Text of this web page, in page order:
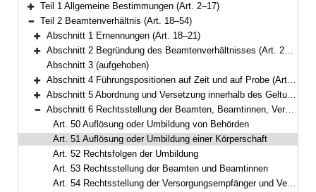
Bereich erweitern
Teil 1 Allgemeine Bestimmungen (Art. 2–17)
Bereich reduzieren
Teil 2 Beamtenverhältnis (Art. 18–54)
Bereich erweitern
Abschnitt 1 Ernennungen (Art. 18–21)
Bereich erweitern
Abschnitt 2 Begründung des Beamtenverhältnisses (Art. 22–25)
Abschnitt 3 (aufgehoben)
Bereich erweitern
Abschnitt 4 Führungspositionen auf Zeit und auf Probe (Art. 45–46)
Bereich erweitern
Abschnitt 5 Abordnung und Versetzung innerhalb des Geltungsbereichs dieses Gesetzes (Art. 47–49)
Bereich reduzieren
Abschnitt 6 Rechtsstellung der Beamten, Beamtinnen, Versorgungsempfänger und Versorgungsempfängerinnen bei Auflösung oder Umbildung von Behörden oder Körperschaften (Art. 50–54)
Art. 50 Auflösung oder Umbildung von Behörden
Art. 51 Auflösung oder Umbildung einer Körperschaft
Art. 52 Rechtsfolgen der Umbildung
Art. 53 Rechtsstellung der Beamten und Beamtinnen
Art. 54 Rechtsstellung der Versorgungsempfänger und Versorgungsempfängerinnen